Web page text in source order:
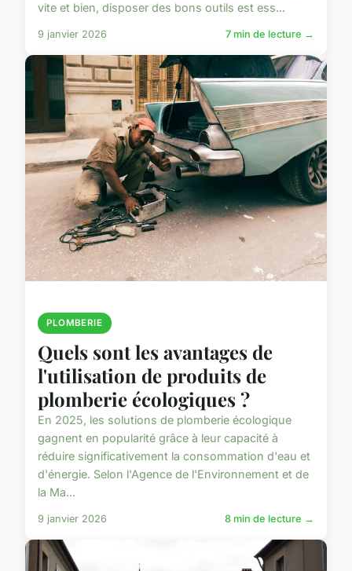
vite et bien, disposer des bons outils est ess...
9 janvier 2026 7 min de lecture →
PLOMBERIE
Quels sont les avantages de
l'utilisation de produits de
plomberie écologiques ?
En 2025, les solutions de plomberie écologique
gagnent en popularité grâce à leur capacité à
réduire significativement la consommation d'eau et
d'énergie. Selon l'Agence de l'Environnement et de
la Ma...
9 janvier 2026 8 min de lecture →